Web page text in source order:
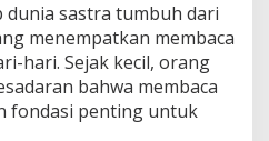
sastra tumbuh dari
menempatkan membaca
hari. Sejak kecil, orang
bahwa membaca
fondasi penting untuk